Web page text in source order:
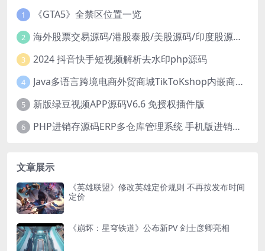
1 《GTA5》全禁区位置一览
2 海外股票交易源码/港股泰股/美股源码/印度股源码/马拉西亚股票源码/国际股票配资
3 2024 抖音快手短视频解析去水印php源码
4 Java多语言跨境电商外贸商城TikToKshop内嵌商城I商家入驻I一键铺
5 新版绿豆视频APP源码V6.6 免授权插件版
6 PHP进销存源码ERP多仓库管理系统 手机版进销存 php网络版进销存小程序
文章展示
《英雄联盟》修改英雄定价规则 不再按发布时间
定价
《崩坏：星穹铁道》公布新PV 剑士彦卿亮相